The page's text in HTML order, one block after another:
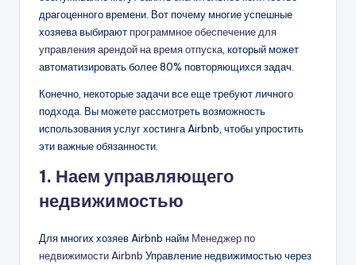
драгоценного времени. Вот почему многие успешные
хозяева выбирают программное обеспечение для
управления арендой на время отпуска , который может
автоматизировать более 80% повторяющихся задач.
Конечно, некоторые задачи все еще требуют личного
подхода. Вы можете рассмотреть возможность
использования услуг хостинга Airbnb, чтобы упростить
эти важные обязанности.
1. Наем управляющего
недвижимостью
Для многих хозяев Airbnb найм Менеджер по
недвижимости Airbnb Управление недвижимостью через